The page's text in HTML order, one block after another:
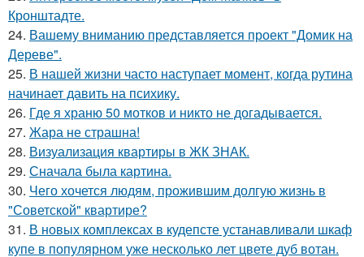
Кронштадте.
24. Вашему вниманию представляется проект "Домик на
Дереве".
25. В нашей жизни часто наступает момент, когда рутина
начинает давить на психику.
26. Где я храню 50 мотков и никто не догадывается.
27. Жара не страшна!
28. Визуализация квартиры в ЖК ЗНАК.
29. Сначала была картина.
30. Чего хочется людям, прожившим долгую жизнь в
"Советской" квартире?
31. В новых комплексах в кудепсте устанавливали шкаф
купе в популярном уже несколько лет цвете дуб вотан.